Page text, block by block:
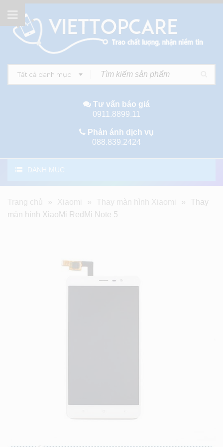
Tất cả danh mục
Tư vấn báo giá
0911.8899.11
Phản ánh dịch vụ
088.839.2424
DANH MỤC
Trang chủ » Xiaomi » Thay màn hình Xiaomi »
Thay
màn hình XiaoMi RedMi Note 5